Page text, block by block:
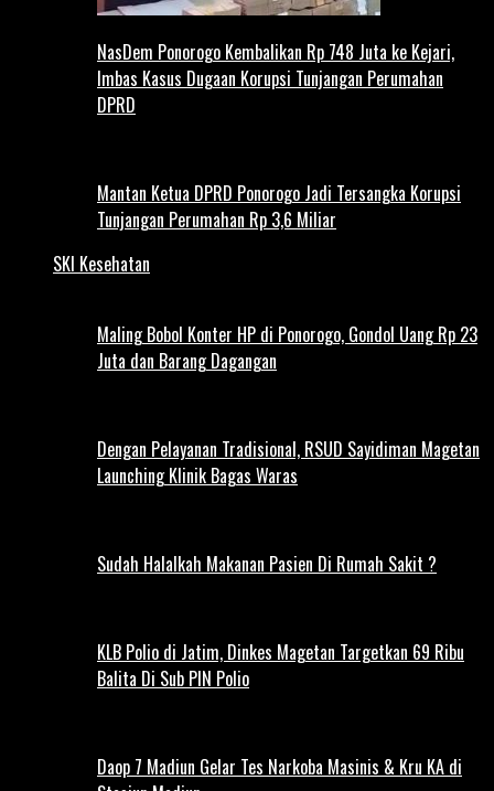
NasDem Ponorogo Kembalikan Rp 748 Juta ke Kejari,
Imbas Kasus Dugaan Korupsi Tunjangan Perumahan
DPRD
Mantan Ketua DPRD Ponorogo Jadi Tersangka Korupsi
Tunjangan Perumahan Rp 3,6 Miliar
SKI Kesehatan
Maling Bobol Konter HP di Ponorogo, Gondol Uang Rp 23
Juta dan Barang Dagangan
Dengan Pelayanan Tradisional, RSUD Sayidiman Magetan
Launching Klinik Bagas Waras
Sudah Halalkah Makanan Pasien Di Rumah Sakit ?
KLB Polio di Jatim, Dinkes Magetan Targetkan 69 Ribu
Balita Di Sub PIN Polio
Daop 7 Madiun Gelar Tes Narkoba Masinis & Kru KA di